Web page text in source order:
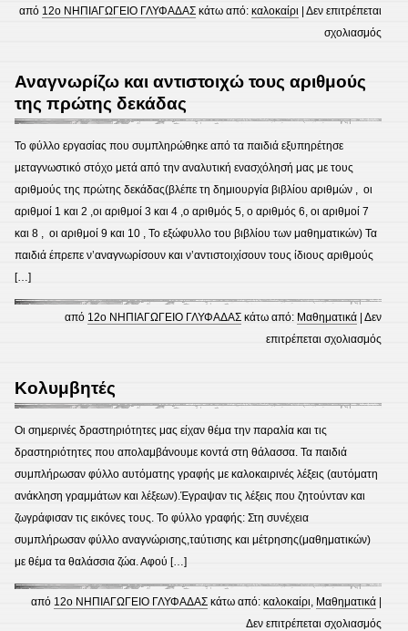
από 12ο ΝΗΠΙΑΓΩΓΕΙΟ ΓΛΥΦΑΔΑΣ κάτω από:καλοκαίρι |Δεν επιτρέπεται
σχολιασμός
Αναγνωρίζω και αντιστοιχώ τους αριθμούς
της πρώτης δεκάδας
Το φύλλο εργασίας που συμπληρώθηκε από τα παιδιά εξυπηρέτησε
μεταγνωστικό στόχο μετά από την αναλυτική ενασχόλησή μας με τους
αριθμούς της πρώτης δεκάδας(βλέπε τη δημιουργία βιβλίου αριθμών , οι
αριθμοί 1 και 2 ,οι αριθμοί 3 και 4 ,ο αριθμός 5, ο αριθμός 6, οι αριθμοί 7
και 8 , οι αριθμοί 9 και 10 , Το εξώφυλλο του βιβλίου των μαθηματικών) Τα
παιδιά έπρεπε ν’αναγνωρίσουν και ν’αντιστοιχίσουν τους ίδιους αριθμούς
[…]
από 12ο ΝΗΠΙΑΓΩΓΕΙΟ ΓΛΥΦΑΔΑΣ κάτω από: Μαθηματικά |Δεν
επιτρέπεται σχολιασμός
Κολυμβητές
Οι σημερινές δραστηριότητες μας είχαν θέμα την παραλία και τις
δραστηριότητες που απολαμβάνουμε κοντά στη θάλασσα. Τα παιδιά
συμπλήρωσαν φύλλο αυτόματης γραφής με καλοκαιρινές λέξεις (αυτόματη
ανάκληση γραμμάτων και λέξεων).Έγραψαν τις λέξεις που ζητούνταν και
ζωγράφισαν τις εικόνες τους. Το φύλλο γραφής: Στη συνέχεια
συμπλήρωσαν φύλλο αναγνώρισης,ταύτισης και μέτρησης(μαθηματικών)
με θέμα τα θαλάσσια ζώα. Αφού […]
από 12ο ΝΗΠΙΑΓΩΓΕΙΟ ΓΛΥΦΑΔΑΣ κάτω από:καλοκαίρι, Μαθηματικά |
Δεν επιτρέπεται σχολιασμός